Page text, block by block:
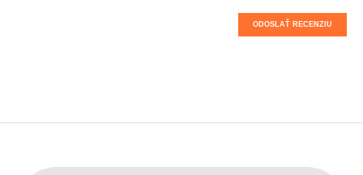
ODOSLAŤ RECENZIU